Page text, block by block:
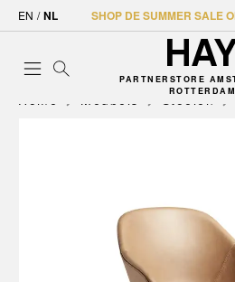
EN / NL SHOP DE SUMMER SALE
PARTNERSTORE
ROTTERDAM
Home Meubels Stoelen